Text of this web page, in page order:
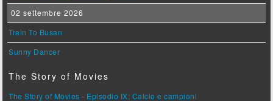
02 settembre 2026
Train To Busan
Sunny Dancer
The Story of Movies
The Story of Movies - Episodio IX: Calcio e campioni